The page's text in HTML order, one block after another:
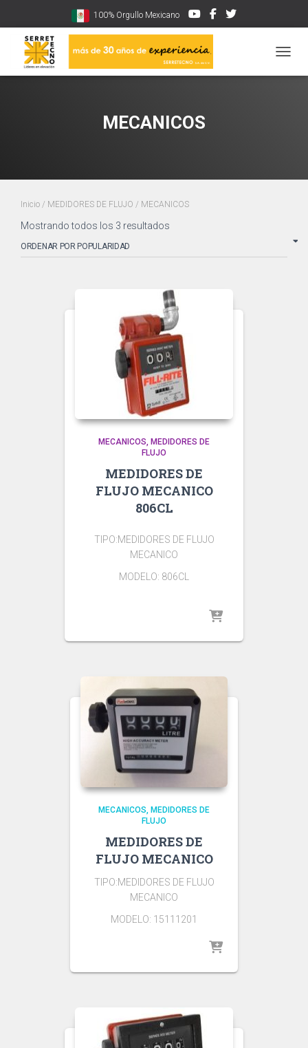
100% Orgullo Mexicano
MECANICOS
Inicio / MEDIDORES DE FLUJO / MECANICOS
Mostrando todos los 3 resultados
popularity
MECANICOS
MEDIDORES DE
FLUJO
MEDIDORES DE
FLUJO MECANICO
806CL
TIPO:MEDIDORES DE FLUJO
MECANICO
MODELO: 806CL
MECANICOS
MEDIDORES DE
FLUJO
MEDIDORES DE
FLUJO MECANICO
TIPO:MEDIDORES DE FLUJO
MECANICO
MODELO: 15111201